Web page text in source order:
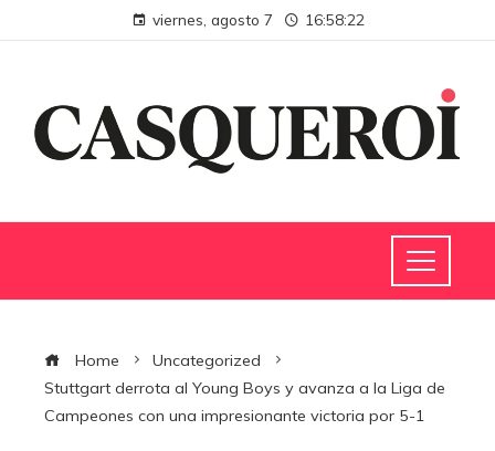
viernes, agosto 7 16:58:22
Home
Uncategorized
Stuttgart derrota al Young Boys y avanza a la Liga de
Campeones con una impresionante victoria por 5-1